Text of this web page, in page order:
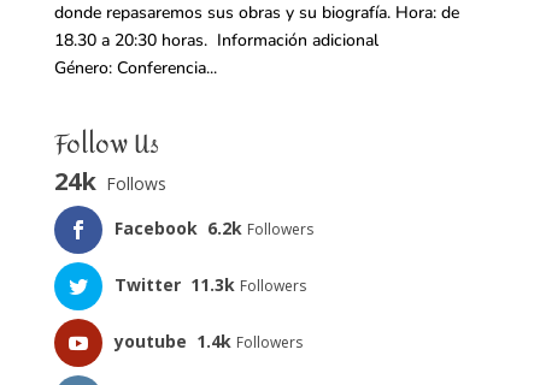
donde repasaremos sus obras y su biografía. Hora: de
18.30 a 20:30 horas. Información adicional
Género: Conferencia...
Follow Us
24k Follows
Facebook 6.2k Followers
Twitter 11.3k Followers
youtube 1.4k Followers